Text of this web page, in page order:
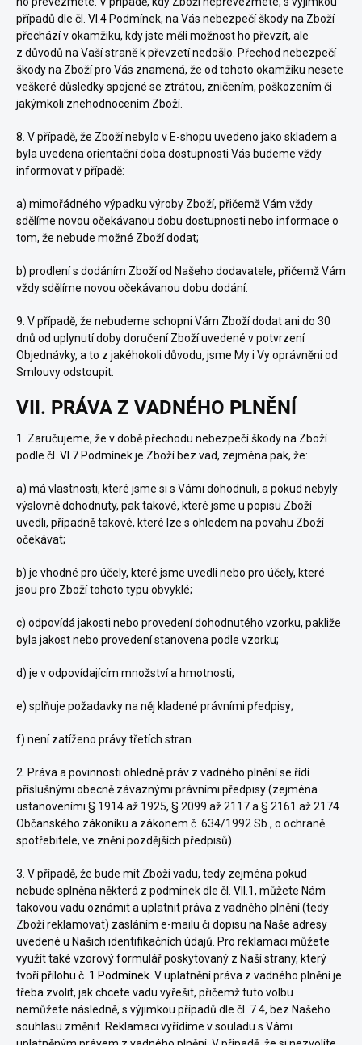
případů dle čl. VI. 4 Podmínek, na Vás nebezpečí škody na Zboží
přechází v okamžiku, kdy jste měli možnost ho převzít, ale
z důvodů na Vaší straně k převzetí nedošlo. Přechod nebezpečí
škody na Zboží pro Vás znamená, že od tohoto okamžiku nesete
veškeré důsledky spojené se ztrátou, zničením, poškozením či
jakýmkoli znehodnocením Zboží.
8. V případě, že Zboží nebylo v E-shopu uvedeno jako skladem a
byla uvedena orientační doba dostupnosti Vás budeme vždy
informovat v případě:
a) mimořádného výpadku výroby Zboží, přičemž Vám vždy
sdělíme novou očekávanou dobu dostupnosti nebo informace o
tom, že nebude možné Zboží dodat;
b) prodlení s dodáním Zboží od Našeho dodavatele, přičemž Vám
vždy sdělíme novou očekávanou dobu dodání.
9. V případě, že nebudeme schopni Vám Zboží dodat ani do 30
dnů od uplynutí doby doručení Zboží uvedené v potvrzení
Objednávky, a to z jakéhokoli důvodu, jsme My i Vy oprávněni od
Smlouvy odstoupit.
VII. PRÁVA Z VADNÉHO PLNĚNÍ
1. Zaručujeme, že v době přechodu nebezpečí škody na Zboží
podle čl. VI. 7 Podmínek je Zboží bez vad, zejména pak, že:
a) má vlastnosti, které jsme si s Vámi dohodnuli, a pokud nebyly
výslovně dohodnuty, pak takové, které jsme u popisu Zboží
uvedli, případně takové, které lze s ohledem na povahu Zboží
očekávat;
b) je vhodné pro účely, které jsme uvedli nebo pro účely, které
jsou pro Zboží tohoto typu obvyklé;
c) odpovídá jakosti nebo provedení dohodnutého vzorku, pakliže
byla jakost nebo provedení stanovena podle vzorku;
d) je v odpovídajícím množství a hmotnosti;
e) splňuje požadavky na něj kladené právními předpisy;
f) není zatíženo právy třetích stran.
2. Práva a povinnosti ohledně práv z vadného plnění se řídí
příslušnými obecně závaznými právními předpisy (zejména
ustanoveními § 1914 až 1925, § 2099 až 2117 a § 2161 až 2174
Občanského zákoníku a zákonem č. 634/1992 Sb., o ochraně
spotřebitele, ve znění pozdějších předpisů).
3. V případě, že bude mít Zboží vadu, tedy zejména pokud
nebude splněna některá z podmínek dle čl. VII.1, můžete Nám
takovou vadu oznámit a uplatnit práva z vadného plnění (tedy
Zboží reklamovat) zasláním e-mailu či dopisu na Naše adresy
uvedené u Našich identifikačních údajů. Pro reklamaci můžete
využít také vzorový formulář poskytovaný z Naší strany, který
tvořípřílohu č. 1 Podmínek . V uplatnění práva z vadného plnění je
třeba zvolit, jak chcete vadu vyřešit, přičemž tuto volbu
nemůžete následně, s výjimkou případů dle čl. 7.4, bez Našeho
souhlasu změnit. Reklamaci vyřídíme v souladu s Vámi